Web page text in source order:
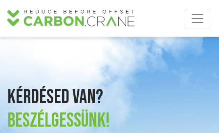
Kérdésed van?
Beszélgessünk!